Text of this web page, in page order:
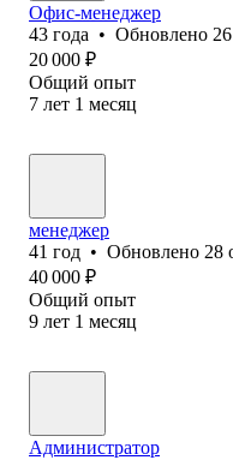
Офис-менеджер
43 года • Обновлено
20 000 ₽
Общий опыт
7 лет 1 месяц
менеджер
41 год • Обновлено 28
40 000 ₽
Общий опыт
9 лет 1 месяц
Администратор